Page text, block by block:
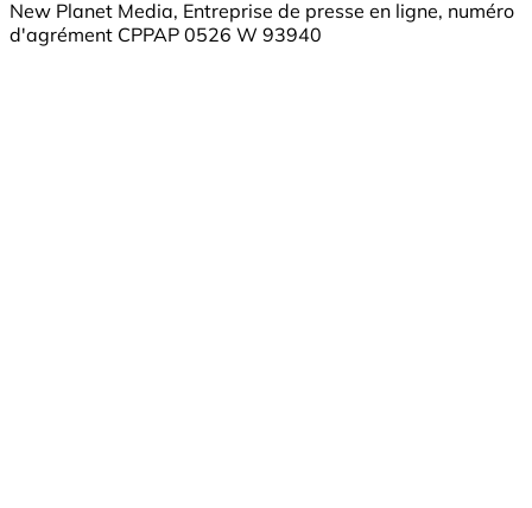
New Planet Media, Entreprise de presse en ligne, numéro
d'agrément CPPAP 0526 W 93940